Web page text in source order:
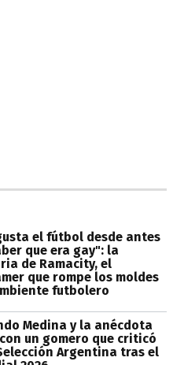
el fútbol desde antes
que era gay": la
de Ramacity, el
que rompe los moldes
futbolero
Medina y la anécdota
un gomero que criticó
Argentina tras el